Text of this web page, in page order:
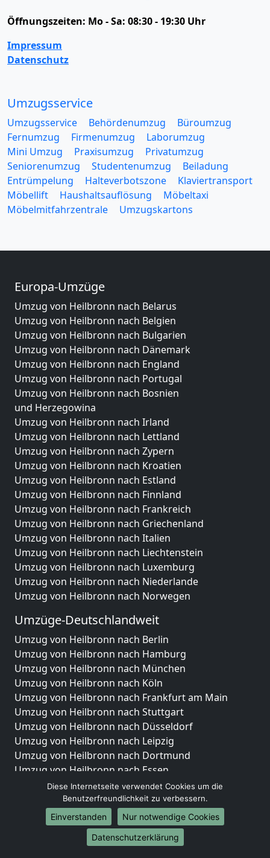
Öffnungszeiten: Mo - Sa: 08:30 - 19:30 Uhr
Impressum
Datenschutz
Umzugsservice
Umzugsservice Behördenumzug
Büroumzug
Fernumzug
Firmenumzug
Laborumzug
Mini Umzug
Praxisumzug
Privatumzug
Seniorenumzug
Studentenumzug
Beiladung
Entrümpelung
Halteverbotszone
Klaviertransport
Möbellift
Haushaltsauflösung
Möbeltaxi
Möbelmitfahrzentrale
Umzugskartons
Europa-Umzüge
Umzug von Heilbronn nach Belarus
Umzug von Heilbronn nach Belgien
Umzug von Heilbronn nach Bulgarien
Umzug von Heilbronn nach Dänemark
Umzug von Heilbronn nach England
Umzug von Heilbronn nach Portugal
Umzug von Heilbronn nach Bosnien
und Herzegowina
Umzug von Heilbronn nach Irland
Umzug von Heilbronn nach Lettland
Umzug von Heilbronn nach Zypern
Umzug von Heilbronn nach Kroatien
Umzug von Heilbronn nach Estland
Umzug von Heilbronn nach Finnland
Umzug von Heilbronn nach Frankreich
Umzug von Heilbronn nach Griechenland
Umzug von Heilbronn nach Italien
Umzug von Heilbronn nach Liechtenstein
Umzug von Heilbronn nach Luxemburg
Umzug von Heilbronn nach Niederlande
Umzug von Heilbronn nach Norwegen
Umzüge-Deutschlandweit
Umzug von Heilbronn nach Berlin
Umzug von Heilbronn nach Hamburg
Umzug von Heilbronn nach München
Umzug von Heilbronn nach Köln
Umzug von Heilbronn nach Frankfurt am Main
Umzug von Heilbronn nach Stuttgart
Umzug von Heilbronn nach Düsseldorf
Umzug von Heilbronn nach Leipzig
Umzug von Heilbronn nach Dortmund
Umzug von Heilbronn nach Essen
Umzug von Heilbronn nach Bremen
Umzug von Heilbronn nach Dresden
Umzug von Heilbronn nach Hannover
Umzug von Heilbronn nach Nürnberg
Umzug von Heilbronn nach Duisburg
Diese Internetseite verwendet Cookies um die
Benutzerfreundlichkeit zu verbessern.
Einverstanden
Nur notwendige Cookies
Datenschutzerklärung